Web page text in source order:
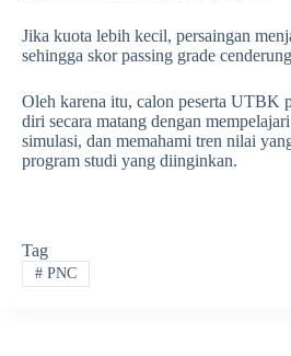
Jika kuota lebih kecil, persaingan
sehingga skor passing grade
Oleh karena itu, calon peserta UTBK
diri secara matang dengan
simulasi, dan memahami tren nilai
program studi yang diinginkan.
Tag
#PNC